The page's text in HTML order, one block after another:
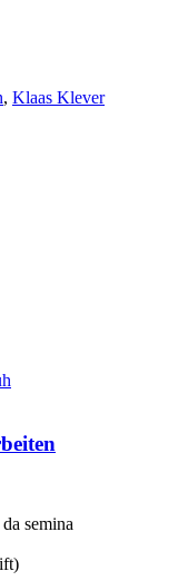
, Klaas Klever
semina